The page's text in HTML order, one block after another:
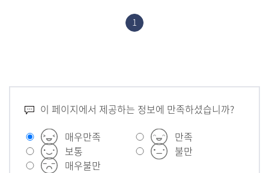
1
이 페이지에서 제공하는 정보에 만족하셨습니까?
매우만족
만족
보통
불만
매우불만